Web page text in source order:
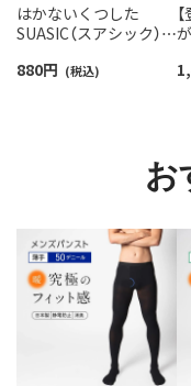
はかないくつした
SUASIC（スアシック）
抗菌防臭 ソックス メン
880円 (税込)
お